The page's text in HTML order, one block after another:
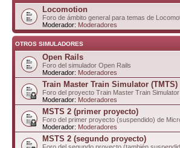
Locomotion
Foro de ámbito general para temas de
Moderador: Moderadores
OTROS SIMULADORES
Open Rails
Foro del simulador Open Rails
Moderador: Moderadores
Train Master Train Simulator (TMTS)
Foro del proyecto Train Master Train
Moderador: Moderadores
MSTS 2 (primer proyecto)
Foro del primer proyecto (suspendido) de
Moderador: Moderadores
MSTS 2 (segundo proyecto)
Foro del segundo proyecto (también